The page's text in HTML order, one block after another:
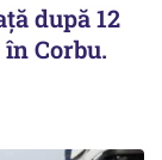
după 12
Corbu.